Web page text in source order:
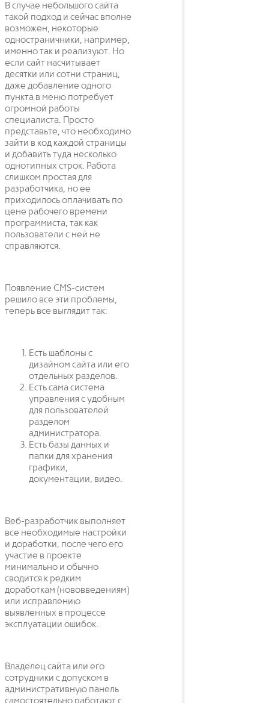
В случае небольшого сайта
такой подход и сейчас вполне
возможен, некоторые
одностраничники, например,
именно так и реализуют. Но
если сайт насчитывает
десятки или сотни страниц,
даже добавление одного
пункта в меню потребует
огромной работы
специалиста. Просто
представьте, что необходимо
зайти в код каждой страницы
и добавить туда несколько
однотипных строк. Работа
слишком простая для
разработчика, но ее
приходилось оплачивать по
цене рабочего времени
программиста, так как
пользователи с ней не
справляются.
Появление CMS-систем
решило все эти проблемы,
теперь все выглядит так:
Есть шаблоны с
дизайном сайта или его
отдельных разделов.
Есть сама система
управления с удобным
для пользователей
разделом
администратора.
Есть базы данных и
папки для хранения
графики,
документации, видео.
Веб-разработчик выполняет
все необходимые настройки
и доработки, после чего его
участие в проекте
минимально и обычно
сводится к редким
доработкам (нововведениям)
или исправлению
выявленных в процессе
эксплуатации ошибок.
Владелец сайта или его
сотрудники с допуском в
административную панель
самостоятельно работают с